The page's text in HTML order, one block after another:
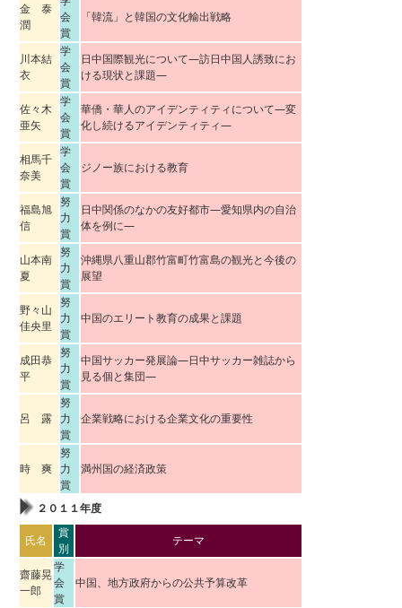
金 泰
潤
会
賞
「韓流」と韓国の文化輸出戦略
川本結
衣
学
会
賞
日中国際観光について―訪日中国人誘致にお
ける現状と課題―
佐々木
亜矢
学
会
賞
華僑・華人のアイデンティティについて―変
化し続けるアイデンティティ―
相馬千
奈美
学
会
賞
ジノー族における教育
福島旭
信
努
力
賞
日中関係のなかの友好都市―愛知県内の自治
体を例に―
山本南
夏
努
力
賞
沖縄県八重山郡竹富町竹富島の観光と今後の
展望
野々山
佳央里
努
力
賞
中国のエリート教育の成果と課題
成田恭
平
努
力
賞
中国サッカー発展論―日中サッカー雑誌から
見る個と集団―
呂 露
努
力
賞
企業戦略における企業文化の重要性
時 爽
努
力
賞
満州国の経済政策
２０１１年度
氏名
賞
別
テーマ
齋藤晃
一郎
学
会
賞
中国、地方政府からの公共予算改革